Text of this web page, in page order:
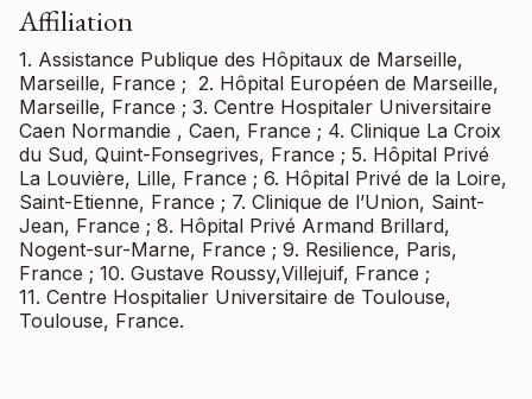
Affiliation
1. Assistance Publique des Hôpitaux de Marseille,
Marseille, France ; 2. Hôpital Européen de Marseille,
Marseille, France ; 3. Centre Hospitaler Universitaire
Caen Normandie , Caen, France ; 4. Clinique La Croix
du Sud, Quint-Fonsegrives, France ; 5. Hôpital Privé
La Louvière, Lille, France ; 6. Hôpital Privé de la Loire,
Saint-Etienne, France ; 7. Clinique de l’Union, Saint-
Jean, France ; 8. Hôpital Privé Armand Brillard,
Nogent-sur-Marne, France ; 9. Resilience, Paris,
France ; 10. Gustave Roussy,Villejuif, France ;
11. Centre Hospitalier Universitaire de Toulouse,
Toulouse, France.